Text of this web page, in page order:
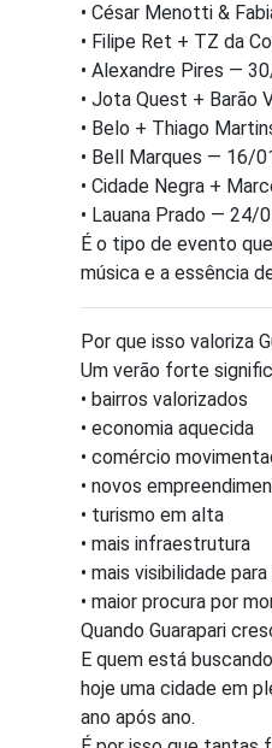
• César Menotti &
• Filipe Ret + TZ da
• Alexandre Pires —
• Jota Quest + Barão
• Belo + Thiago
• Bell Marques — 16/
• Cidade Negra +
• Lauana Prado — 24/
É o tipo de evento
música e a essência
Por que isso valoriza
Um verão forte
• bairros valorizados
• economia aquecida
• comércio
• novos
• turismo em alta
• mais infraestrutura
• mais visibilidade
• maior procura por
Quando Guarapari
E quem está buscando
hoje uma cidade em
ano após ano.